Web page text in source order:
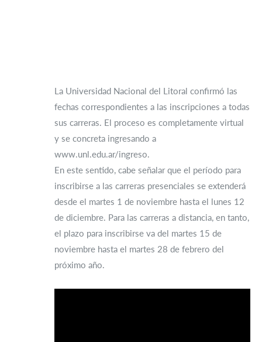
La Universidad Nacional del Litoral confirmó las
fechas correspondientes a las inscripciones a todas
sus carreras. El proceso es completamente virtual
y se concreta ingresando a
www.unl.edu.ar/ingreso.
En este sentido, cabe señalar que el período para
inscribirse a las carreras presenciales se extenderá
desde el martes 1 de noviembre hasta el lunes 12
de diciembre. Para las carreras a distancia, en tanto,
el plazo para inscribirse va del martes 15 de
noviembre hasta el martes 28 de febrero del
próximo año.